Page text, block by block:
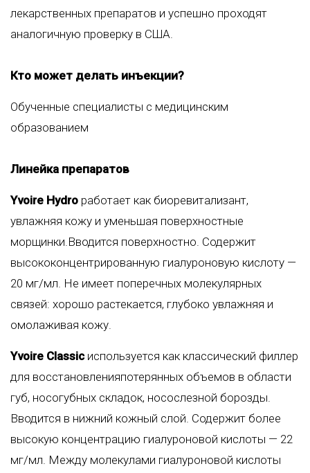
лекарственных препаратов и успешно проходят
аналогичную проверку в США.
Кто может делать инъекции?
Обученные специалисты с медицинским
образованием
Линейка препаратов
Yvoire Hydro работает как биоревитализант,
увлажняя кожу и уменьшая поверхностные
морщинки.Вводится поверхностно. Содержит
высококонцентрированную гиалуроновую кислоту —
20 мг/мл. Не имеет поперечных молекулярных
связей: хорошо растекается, глубоко увлажняя и
омолаживая кожу.
Yvoire Classicиспользуется как классический филлер
для восстановленияпотерянных объемов в области
губ, носогубных складок, носослезной борозды.
Вводится в нижний кожный слой. Содержит более
высокую концентрацию гиалуроновой кислоты — 22
мг/мл. Между молекулами гиалуроновой кислоты